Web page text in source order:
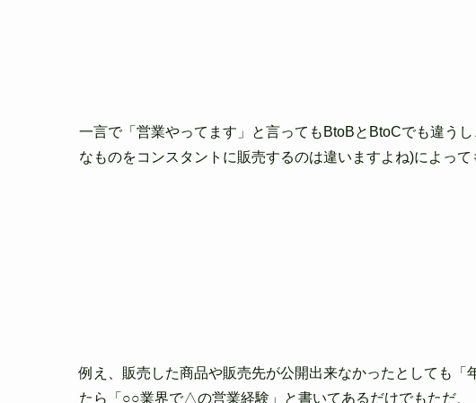
一言で「営業やってます」と言ってもBtoBとBtoCでも違う
なものをコ ンスタントに販売するのは違いますよね)によって
例え、販売した商品や販売先が公開出来なかったとしても
たら「○○業界で△の営業経験」と書いてあるだけでもただ、